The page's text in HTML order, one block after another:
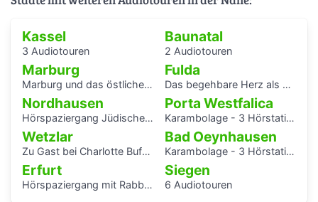
Kassel
3 Audiotouren
Baunatal
2 Audiotouren
Marburg
Marburg und das östliche Europa – Ein Hörspaziergang auf den Spuren historischer Authentizität
Fulda
Das begehbare Herz als Audioguide - KAF
Nordhausen
Hörspaziergang Jüdische Geschichte in Nordhausen
Porta Westfalica
Karambolage - 3 Hörstationen
Wetzlar
Zu Gast bei Charlotte Buff und ihrer Familie - Audioguide von Kindern für Kinder durch das Lottehaus
Bad Oeynhausen
Karambolage - 3 Hörstationen
Erfurt
Hörspaziergang mit Rabbiner Alexander Nachama in Erfurt
Siegen
6 Audiotouren